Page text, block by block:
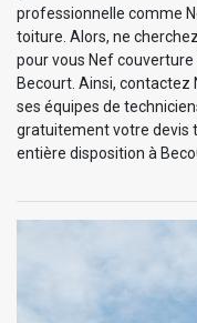
professionnelle comme
toiture. Alors, ne
pour vous Nef couverture
Becourt. Ainsi,
ses équipes de
gratuitement votre devis
entière disposition à